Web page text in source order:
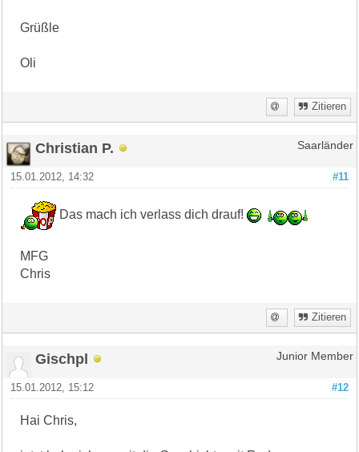
Grüßle
Oli
Zitieren
Christian P. Saarländer
#11
15.01.2012, 14:32
Das mach ich verlass dich drauf!
MFG
Chris
Zitieren
Gischpl Junior Member
#12
15.01.2012, 15:12
Hai Chris,